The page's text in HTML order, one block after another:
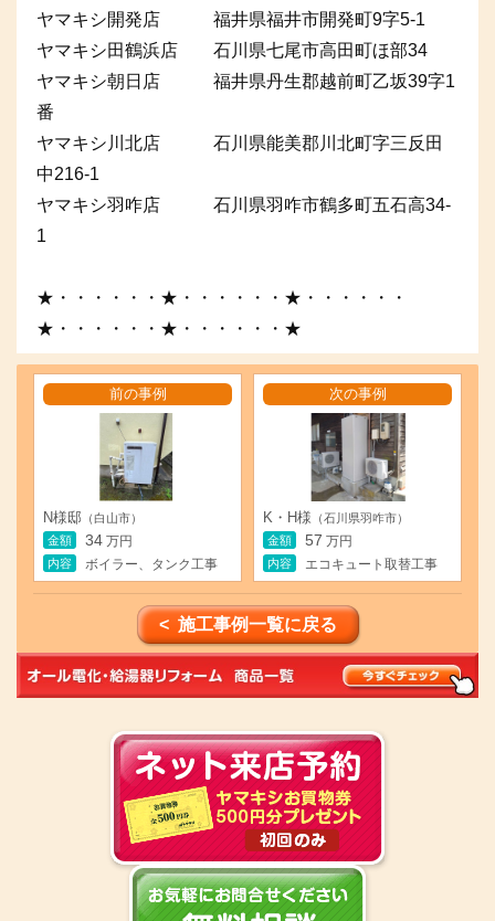
ヤマキシ開発店 福井県福井市開発町9字5-1
ヤマキシ田鶴浜店 石川県七尾市高田町ほ部34
ヤマキシ朝日店 福井県丹生郡越前町乙坂39字1
番
ヤマキシ川北店 石川県能美郡川北町字三反田
中216-1
ヤマキシ羽咋店 石川県羽咋市鶴多町五石高34-
1
★・・・・・・★・・・・・・★・・・・・・
★・・・・・・★・・・・・・★
前の事例
N様邸 （白山市）
金額
34 万円
内容
ボイラー、タンク工事
次の事例
K・H様 （石川県羽咋市）
金額
57 万円
内容
エコキュート取替工事
< 施工事例一覧に戻る